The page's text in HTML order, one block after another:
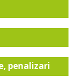
penalizari